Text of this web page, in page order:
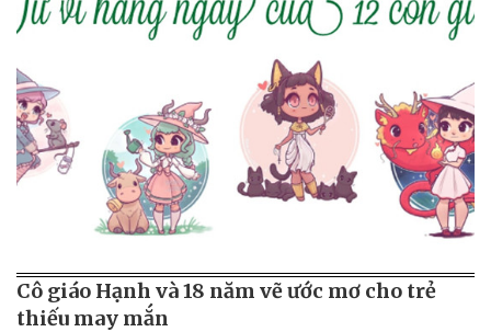
Cô giáo Hạnh và 18 năm vẽ ước mơ cho trẻ
thiếu may mắn